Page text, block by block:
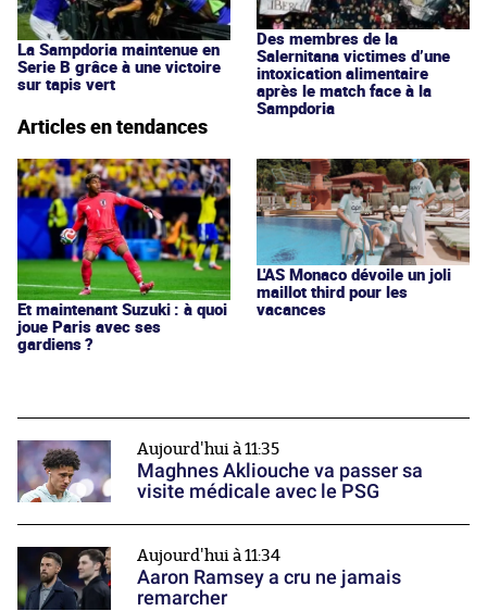
La Sampdoria maintenue en
Serie B grâce à une victoire
sur tapis vert
Des membres de la
Salernitana victimes d’une
intoxication alimentaire
après le match face à la
Sampdoria
Articles en tendances
Et maintenant Suzuki : à quoi
joue Paris avec ses
gardiens ?
L'AS Monaco dévoile un joli
maillot third pour les
vacances
Aujourd'hui à 11:35
Maghnes Akliouche va passer sa
visite médicale avec le PSG
Aujourd'hui à 11:34
Aaron Ramsey a cru ne jamais
remarcher